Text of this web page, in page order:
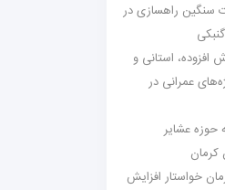
سنگین راهسازی در
افزوده، استانی و
عمرانی در
حوزه عشایر
کرمان
خواستار افزایش